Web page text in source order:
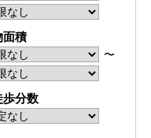
面積
〜
歩分数